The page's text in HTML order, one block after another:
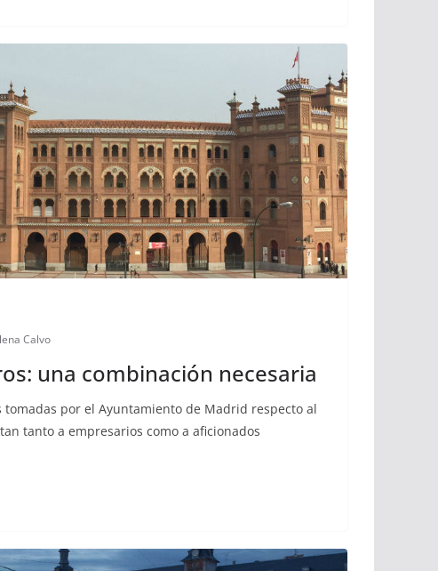
Calvo
una combinación necesaria
tomadas por el Ayuntamiento de Madrid respecto al
tanto a empresarios como a aficionados